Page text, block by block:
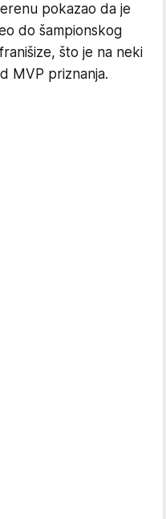
pokazao da je
do šampionskog
što je na neki
MVP priznanja.